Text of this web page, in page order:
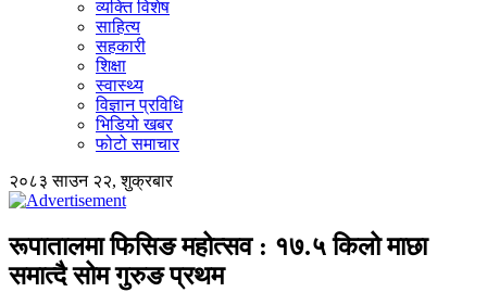
व्यक्ति विशेष
साहित्य
सहकारी
शिक्षा
स्वास्थ्य
विज्ञान प्रविधि
भिडियो खबर
फोटो समाचार
२०८३ साउन २२, शुक्रबार
रूपातालमा फिसिङ महोत्सव : १७.५ किलो माछा
समात्दै सोम गुरुङ प्रथम